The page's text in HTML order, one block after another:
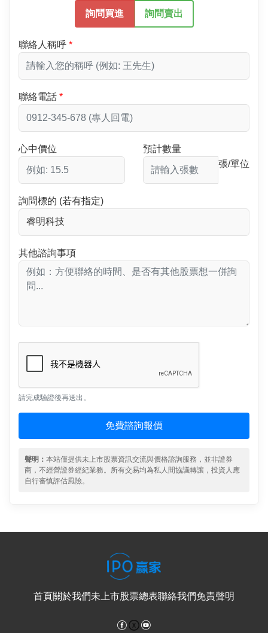
詢問買進 詢問賣出
聯絡人稱呼
聯絡電話
心中價位
預計數量
張/單位
詢問標的 (若有指定)
其他諮詢事項
請完成驗證後再送出。
免費諮詢報價
聲明： 本站僅提供未上市股票資訊交流與價格諮詢服務，並非證券
商，不經營證券經紀業務。所有交易均為私人間協議轉讓，投資人應
自行審慎評估風險。
首頁關於我們未上市股票總表聯絡我們免責聲明
Facebook